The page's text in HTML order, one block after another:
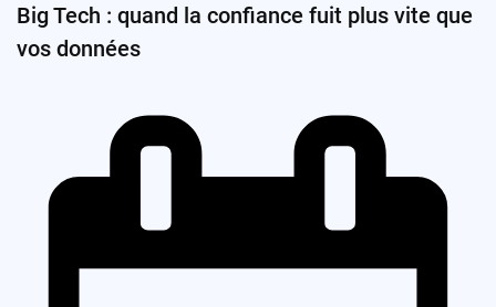
Big Tech : quand la confiance fuit plus vite que
vos données